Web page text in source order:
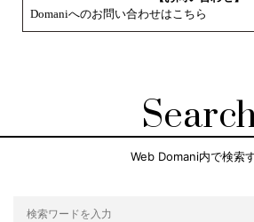
Domaniへのお問い合わせはこちら
Web Domani内で検索